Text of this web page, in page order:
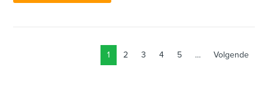
1 2 3 4 5 … Volgende